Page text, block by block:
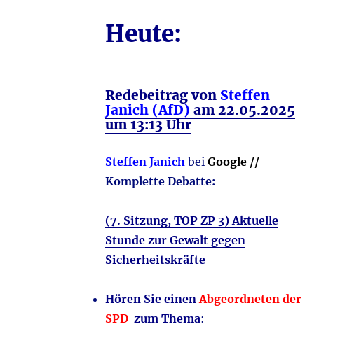
Heute:
Redebeitrag von Steffen
Janich (AfD)am 22.05.2025
um 13:13 Uhr
Steffen Janich bei Google //
Komplette Debatte:
(7. Sitzung, TOP ZP 3)Aktuelle
Stunde zur Gewalt gegen
Sicherheitskräfte
Hören Sie einenAbgeordneten der
SPD zum Thema: